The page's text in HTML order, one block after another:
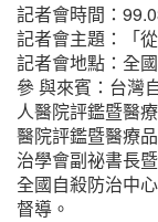
記者會時間：
記者會主題：「
記者會地點：全
參 與來賓：台灣
人醫院評鑑暨醫
醫院評鑑暨醫療
治學會副祕書長
全國自殺防治中
督導。